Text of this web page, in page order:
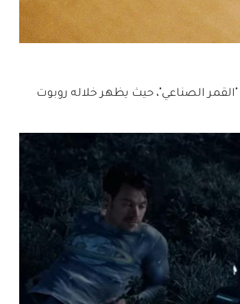
لأغنيته الجديدة "القمر الصناعي"، حيث يظهر خلاله روبوت